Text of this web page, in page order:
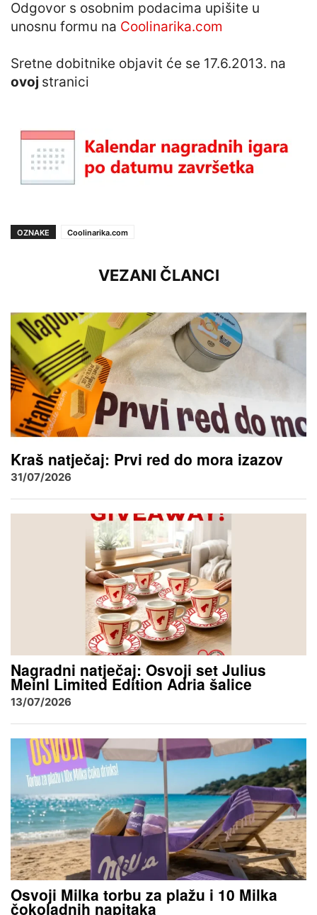
Odgovor s osobnim podacima upišite u
unosnu formu na Coolinarika.com
Sretne dobitnike objavit će se 17.6.2013. na
ovoj stranici
OZNAKE Coolinarika.com
VEZANI ČLANCI
Kraš natječaj: Prvi red do mora izazov
31/07/2026
Nagradni natječaj: Osvoji set Julius
Meinl Limited Edition Adria šalice
13/07/2026
Osvoji Milka torbu za plažu i 10 Milka
čokoladnih napitaka